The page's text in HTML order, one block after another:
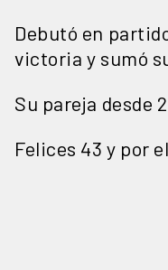
Debutó en
victoria y sumó
Su pareja desde
Felices 43 y por